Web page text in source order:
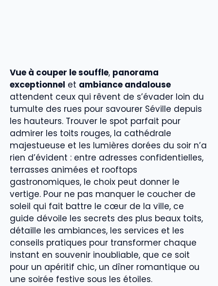
Vue à couper le souffle, panorama
exceptionnel et ambiance andalouse
attendent ceux qui rêvent de s’évader loin du
tumulte des rues pour savourer Séville depuis
les hauteurs. Trouver le spot parfait pour
admirer les toits rouges, la cathédrale
majestueuse et les lumières dorées du soir n’a
rien d’évident : entre adresses confidentielles,
terrasses animées et rooftops
gastronomiques, le choix peut donner le
vertige. Pour ne pas manquer le coucher de
soleil qui fait battre le cœur de la ville, ce
guide dévoile les secrets des plus beaux toits,
détaille les ambiances, les services et les
conseils pratiques pour transformer chaque
instant en souvenir inoubliable, que ce soit
pour un apéritif chic, un dîner romantique ou
une soirée festive sous les étoiles.